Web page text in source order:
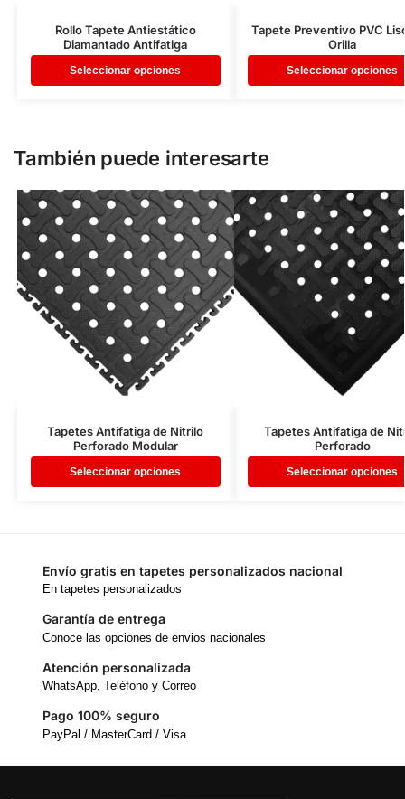
Rollo Tapete Antiestático
Diamantado Antifatiga
Seleccionar opciones
Tapete Preventivo PVC
Orilla
Seleccionar opciones
También puede interesarte
Tapetes Antifatiga de Nitrilo
Perforado Modular
Seleccionar opciones
Tapetes Antifatiga de
Perforado
Seleccionar opciones
Envío gratis en tapetes personalizados nacional
En tapetes personalizados
Garantía de entrega
Conoce las opciones de envios nacionales
Atención personalizada
WhatsApp, Teléfono y Correo
Pago 100% seguro
PayPal / MasterCard / Visa